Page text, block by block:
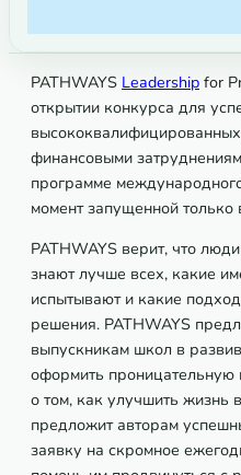
PATHWAYS Leadership for
открытии конкурса для
финансовыми
программе
момент запущенной только
PATHWAYS верит, что
знают лучше всех, какие
испытывают и какие
решения. PATHWAYS
выпускникам школ в
оформить
о том, как улучшить жизнь
предложит авторам
заявку на скромное